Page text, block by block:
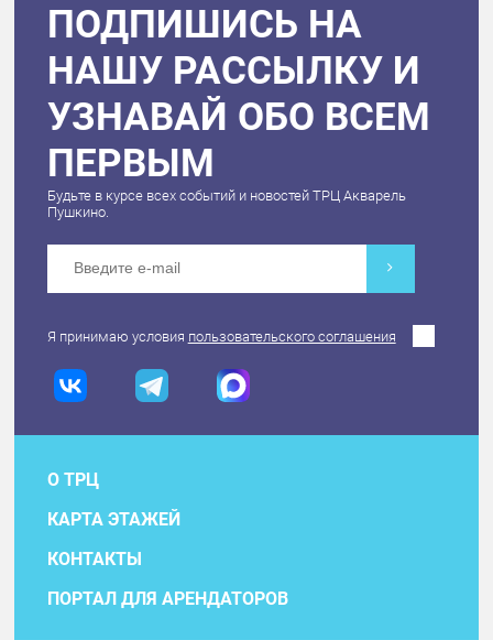
ПОДПИШИСЬ НА
НАШУ РАССЫЛКУ И
УЗНАВАЙ ОБО ВСЕМ
ПЕРВЫМ
Будьте в курсе всех событий и новостей ТРЦ Акварель
Пушкино.
Я принимаю условия пользовательского соглашения
О ТРЦ
КАРТА ЭТАЖЕЙ
КОНТАКТЫ
ПОРТАЛ ДЛЯ АРЕНДАТОРОВ